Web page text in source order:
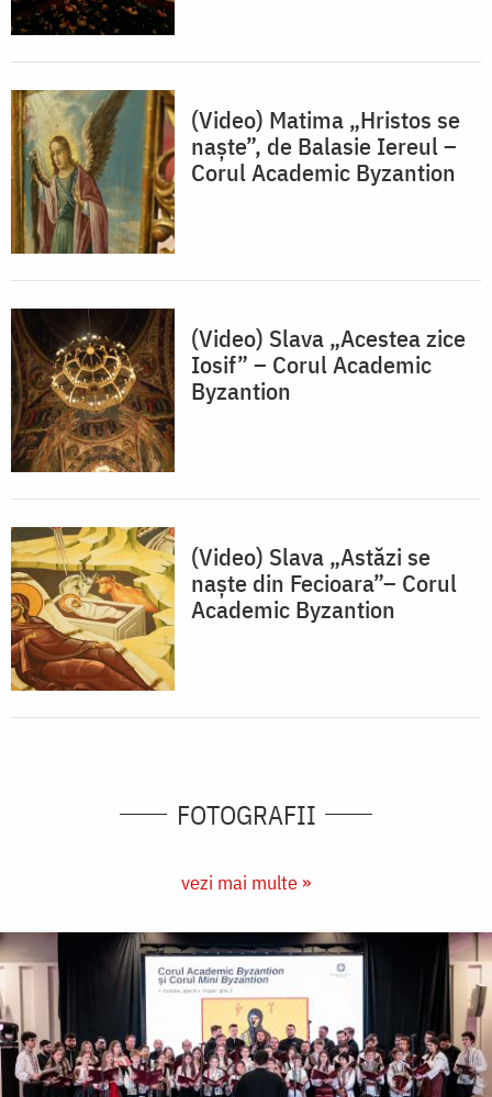
(Video) Matima „Hristos se
naște”, de Balasie Iereul –
Corul Academic Byzantion
(Video) Slava „Acestea zice
Iosif” – Corul Academic
Byzantion
(Video) Slava „Astăzi se
naște din Fecioara”– Corul
Academic Byzantion
FOTOGRAFII
vezi mai multe »